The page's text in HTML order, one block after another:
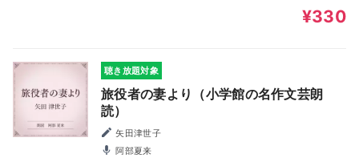
¥330
聴き放題対象
旅役者の妻より（小学館の名作文芸朗
読）
矢田津世子
阿部夏来